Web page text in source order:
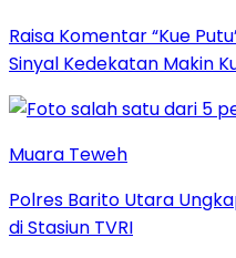
Raisa Komentar “Kue
Sinyal Kedekatan Makin
Muara Teweh
Polres Barito Utara
di Stasiun TVRI